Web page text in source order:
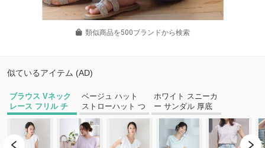
類似商品を500ブランドから検索